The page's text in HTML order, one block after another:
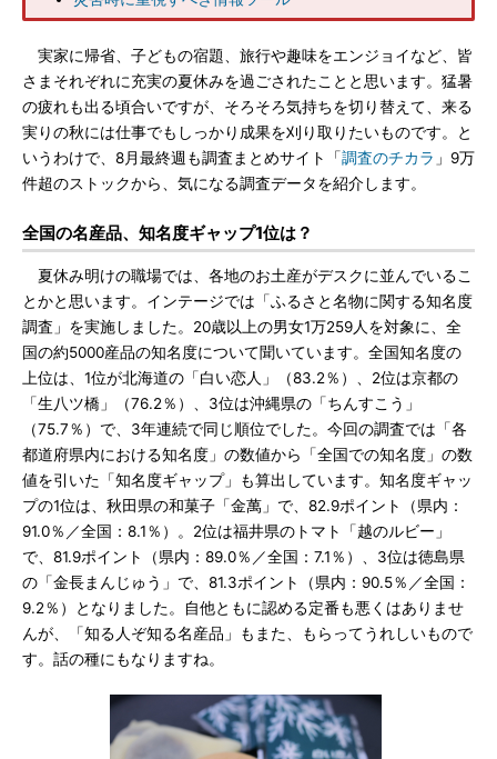
実家に帰省、子どもの宿題、旅行や趣味をエンジョイなど、皆
さまそれぞれに充実の夏休みを過ごされたことと思います。猛暑
の疲れも出る頃合いですが、そろそろ気持ちを切り替えて、来る
実りの秋には仕事でもしっかり成果を刈り取りたいものです。と
いうわけで、8月最終週も調査まとめサイト「調査のチカラ 」9万
件超のストックから、気になる調査データを紹介します。
全国の名産品、知名度ギャップ1位は？
夏休み明けの職場では、各地のお土産がデスクに並んでいるこ
とかと思います。インテージでは「ふるさと名物に関する知名度
調査」を実施しました。20歳以上の男女1万259人を対象に、全
国の約5000産品の知名度について聞いています。全国知名度の
上位は、1位が北海道の「白い恋人」（83.2％）、2位は京都の
「生八ツ橋」（76.2％）、3位は沖縄県の「ちんすこう」
（75.7％）で、3年連続で同じ順位でした。今回の調査では「各
都道府県内における知名度」の数値から「全国での知名度」の数
値を引いた「知名度ギャップ」も算出しています。知名度ギャッ
プの1位は、秋田県の和菓子「金萬」で、82.9ポイント（県内：
91.0％／全国：8.1％）。2位は福井県のトマト「越のルビー」
で、81.9ポイント（県内：89.0％／全国：7.1％）、3位は徳島県
の「金長まんじゅう」で、81.3ポイント（県内：90.5％／全国：
9.2％）となりました。自他ともに認める定番も悪くはありませ
んが、「知る人ぞ知る名産品」もまた、もらってうれしいもので
す。話の種にもなりますね。